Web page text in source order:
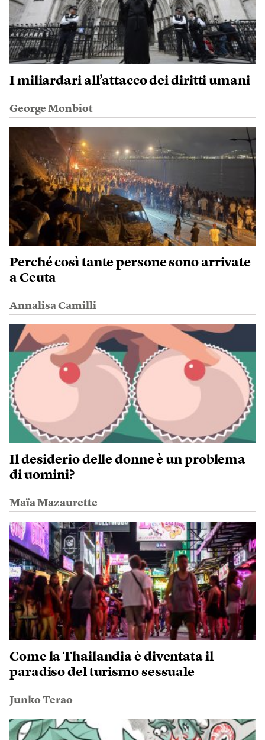
I miliardari all’attacco dei diritti umani
George Monbiot
Perché così tante persone sono arrivate
a Ceuta
Annalisa Camilli
Il desiderio delle donne è un problema
di uomini?
Maïa Mazaurette
Come la Thailandia è diventata il
paradiso del turismo sessuale
Junko Terao